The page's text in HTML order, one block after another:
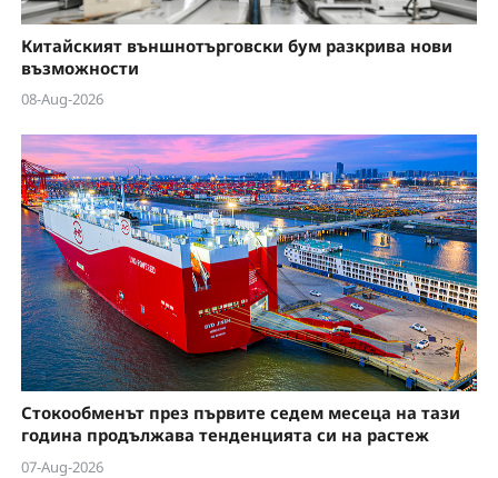
e
o
Китайският външнотърговски бум разкрива нови
възможности
08-Aug-2026
Стокообменът през първите седем месеца на тази
година продължава тенденцията си на растеж
07-Aug-2026